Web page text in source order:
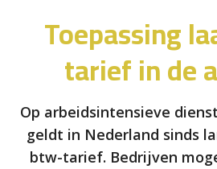
Toepassing
tarief in de
Op arbeidsintensieve
geldt in Nederland sinds
btw-tarief. Bedrijven